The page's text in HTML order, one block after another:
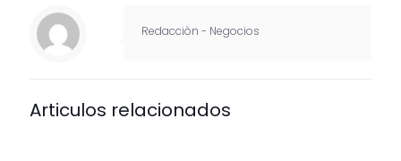
Redacciòn - Negocios
Articulos relacionados